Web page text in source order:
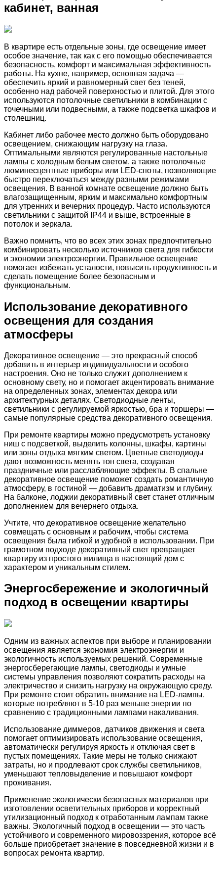
кабинет, ванная
В квартире есть отдельные зоны, где освещение имеет
особое значение, так как с его помощью обеспечивается
безопасность, комфорт и максимальная эффективность
работы. На кухне, например, основная задача —
обеспечить яркий и равномерный свет без теней,
особенно над рабочей поверхностью и плитой. Для этого
используются потолочные светильники в комбинации с
точечными или подвесными, а также подсветка шкафов и
столешниц.
Кабинет либо рабочее место должно быть оборудовано
освещением, снижающим нагрузку на глаза.
Оптимальными являются регулированные настольные
лампы с холодным белым светом, а также потолочные
люминесцентные приборы или LED-споты, позволяющие
быстро переключаться между разными режимами
освещения. В ванной комнате освещение должно быть
влагозащищенным, ярким и максимально комфортным
для утренних и вечерних процедур. Часто используются
светильники с защитой IP44 и выше, встроенные в
потолок и зеркала.
Важно помнить, что во всех этих зонах предпочтительно
комбинировать несколько источников света для гибкости
и экономии электроэнергии. Правильное освещение
помогает избежать усталости, повысить продуктивность и
сделать помещение более безопасным и
функциональным.
Использование декоративного
освещения для создания
атмосферы
Декоративное освещение — это прекрасный способ
добавить в интерьер индивидуальности и особого
настроения. Оно не только служит дополнением к
основному свету, но и помогает акцентировать внимание
на определенных зонах, элементах декора или
архитектурных деталях. Светодиодные ленты,
светильники с регулируемой яркостью, бра и торшеры —
самые популярные средства декоративного освещения.
При ремонте квартиры можно предусмотреть установку
ниш с подсветкой, выделить колонны, шкафы, картины
или зоны отдыха мягким светом. Цветные светодиоды
дают возможность менять тон света, создавая
праздничные или расслабляющие эффекты. В спальне
декоративное освещение поможет создать романтичную
атмосферу, в гостиной — добавить драматизм и глубину.
На балконе, лоджии декоративный свет станет отличным
дополнением для вечернего отдыха.
Учтите, что декоративное освещение желательно
совмещать с основным и рабочим, чтобы система
освещения была гибкой и удобной в использовании. При
грамотном подходе декоративный свет превращает
квартиру из простого жилища в настоящий дом с
характером и уникальным стилем.
Энергосбережение и экологичный
подход в освещении квартиры
Одним из важных аспектов при выборе и планировании
освещения является экономия электроэнергии и
экологичность используемых решений. Современные
энергосберегающие лампы, светодиоды и умные
системы управления позволяют сократить расходы на
электричество и снизить нагрузку на окружающую среду.
При ремонте стоит обратить внимание на LED-лампы,
которые потребляют в 5-10 раз меньше энергии по
сравнению с традиционными лампами накаливания.
Использование диммеров, датчиков движения и света
помогает оптимизировать использование освещения,
автоматически регулируя яркость и отключая свет в
пустых помещениях. Такие меры не только снижают
затраты, но и продлевают срок службы светильников,
уменьшают тепловыделение и повышают комфорт
проживания.
Применение экологически безопасных материалов при
изготовлении осветительных приборов и корректный
утилизационный подход к отработанным лампам также
важны. Экологичный подход в освещении — это часть
устойчивого и современного мировоззрения, которое всё
больше приобретает значение в повседневной жизни и в
вопросах ремонта квартир.